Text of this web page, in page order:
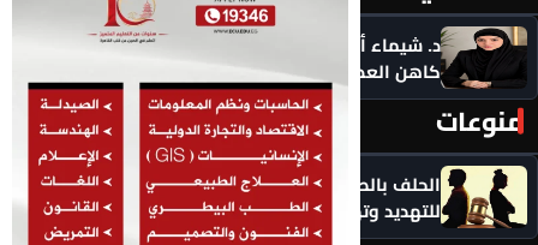
د. شيماء أحمدين تكتب .. حين يصبح الذكاء الاصطناعي
كاهن العصر: هل نستبدل التأمل بالاستهلاك؟
منوعات المزيد ‹
الحلف بالطلاق عادة سيئة.. لا تجعلوا الطلاق سلاحًا
للتهديد وتهديدًا لاستقرار الأسرة